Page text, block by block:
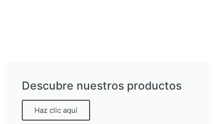
Descubre nuestros productos
Haz clic aquí